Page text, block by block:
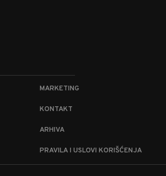
MARKETING
KONTAKT
ARHIVA
PRAVILA I USLOVI KORIŠĆENJA